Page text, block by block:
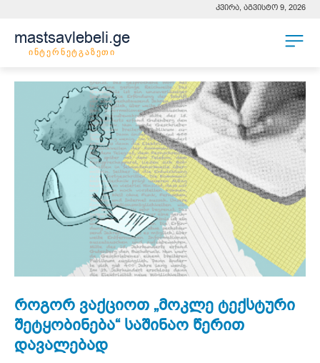
კვირა, აგვისტო 9, 2026
mastsavlebeli.ge
ინტერნეტგაზეთი
როგორ ვაქციოთ „მოკლე ტექსტური
შეტყობინება“ საშინაო წერით
დავალებად